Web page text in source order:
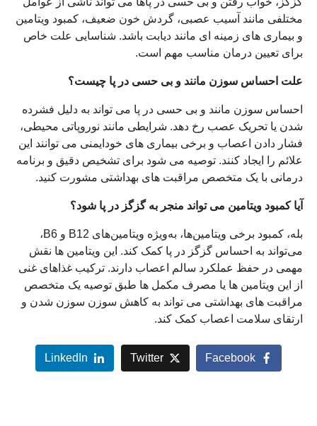
مختلفی مانند آسیب عصبی، گردش خون ضعیف، کمبود ویتامین
و بیماری های زمینه ای مانند دیابت باشد. شناسایی علت خاص
برای تعیین درمان مناسب مهم است.
علت احساس سوزن مانند و بی حسی در پا چیست؟
احساس سوزن مانند و بی حسی در پا می تواند به دلیل فشرده
شدن یا تحریک عصب رخ دهد. شرایطی مانند نوروپاتی محیطی،
فشار دادن اعصاب و برخی بیماری های خودایمنی می توانند این
علائم را ایجاد کنند. توصیه می شود برای تشخیص دقیق و برنامه
درمانی با یک متخصص مراقبت های بهداشتی مشورت کنید.
آیا کمبود ویتامین می تواند منجر به گزگز در پا شود؟
بله، کمبود برخی ویتامین‌ها، به‌ویژه ویتامین‌های B12 و B6،
می‌تواند به احساس گزگز در پا کمک کند. این ویتامین ها نقش
مهمی در حفظ عملکرد سالم اعصاب دارند. ترکیب غذاهای غنی
از این ویتامین ها یا مصرف مکمل ها طبق توصیه یک متخصص
مراقبت های بهداشتی می تواند به کاهش سوزن سوزن شدن و
ارتقای سلامت اعصاب کمک کند.
Facebook
Twitter
LinkedIn